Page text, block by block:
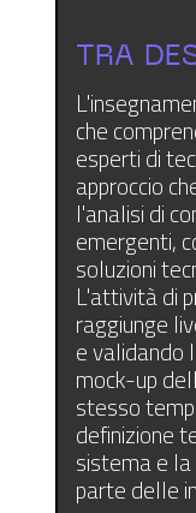
TRA
che
esperti di
approccio
l'analisi di
emergenti,
soluzioni
L'attività di
raggiunge
e
mock-up
stesso
definizione
sistema e
parte delle